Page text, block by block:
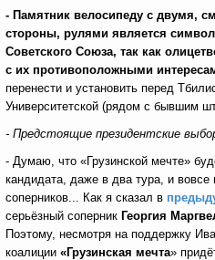
- Памятник велосипеду с двумя,
стороны, рулями является
Советского Союза, так как
с их противоположными
перенести и установить перед
Университетской (рядом с бывшим
- Предстоящие президентские
- Думаю, что «Грузинской мечте»
кандидата, даже в два тура, и вовсе
соперников... Как я сказал в
серьёзный соперник Георгия
Поэтому, несмотря на поддержку
коалиции «Грузинская мечта»